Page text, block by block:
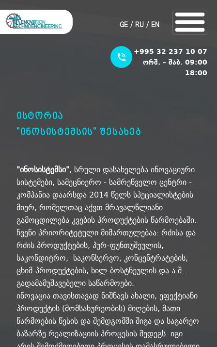
GE / RU / EN
+995 32 237 10 07
ორშ. – შაბ. 09:00
18:00
ისტორია
"ინოსისტემსის" შესახებ
"ინოსისტემსი", სრული დასახელება ინოვაციური
სისტემები, სამეცნიერო - სამრეწველო ცენტრი -
კომპანია დაარსდა 2014 წელს სპეციალისტების
მიერ, რომელთაც აქვთ მრავალწლიანი
გამოცდილება კვების პროდუქტების წარმოებაში.
ჩვენი პრიორიტეტული მიმართულებაა: რძისა და
რძის პროდუქტების, პურ-ფუნთუშეულის,
საკონდიტრო, საკონსერვო, კონცენტრატების,
ცხიმ-პროდუქტების, ხილ-ბოსტნეულის და ა.შ.
გადამამუშავებელი საწარმოები.
ინოვაცია თავისთავად ნიშნავს ახალი, ეფექტიანი
პროდუქტის (მომსახურეობის) მიღების, მათი
წარმოების წესის და შემდგომში შიგა და საგარეო
ბაზარზე რეალიზაციის პროცესის შედეგს. იგი